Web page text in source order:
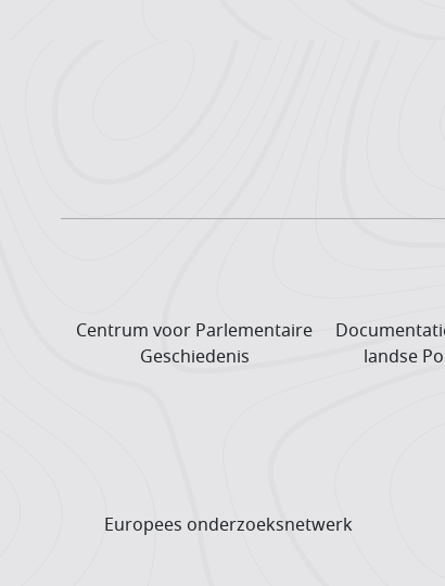
Centrum voor Parlementaire
Geschiedenis
landse
Europees onderzoeks­netwerk